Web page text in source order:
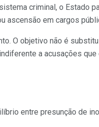
criminal, o Estado
ascensão em cargos
O objetivo não é
a acusações
entre presunção de